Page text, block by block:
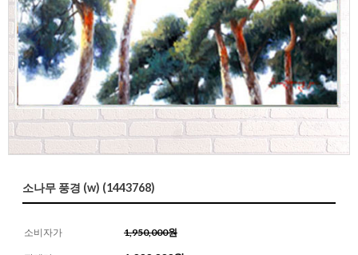
소나무 풍경 (w) (1443768)
소비자가 1,950,000원